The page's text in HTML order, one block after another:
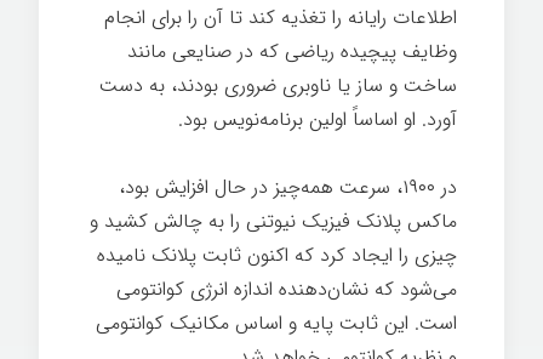
اطلاعات رایانه را تغذیه کند تا آن را برای انجام
وظایف پیچیده ریاضی که در صنایعی مانند
ساخت و ساز یا ناوبری ضروری بودند، به دست
آورد. او اساساً اولین برنامه‌نویس بود.
در ۱۹۰۰، سرعت همه‌چیز در حال افزایش بود،
ماکس پلانک فیزیک نیوتنی را به چالش کشید و
چیزی را ایجاد کرد که اکنون ثابت پلانک نامیده
می‌شود که نشان‌دهنده اندازه انرژی کوانتومی
است. این ثابت پایه و اساس مکانیک کوانتومی